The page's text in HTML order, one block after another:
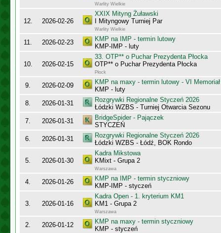
Warlity Wielkie
12. 2026-02-26
XXIX Mityng Żuławski
I Mityngowy Turniej Par
Warlity Wielkie
11. 2026-02-23
KMP na IMP - termin lutowy
KMP-IMP - luty
10. 2026-02-15
33. OTP** o Puchar Prezydenta Płocka
OTP** o Puchar Prezydenta Płocka
Płock
9. 2026-02-09
KMP na maxy - termin lutowy - VI
KMP - luty
8.
2026-01-31
Rozgrywki Regionalne Styczeń 2026
Łódzki WZBS - Turniej Otwarcia Sezonu
7.
2026-01-31
BridgeSpider - Pajączek
STYCZEŃ
6.
2026-01-31
Rozgrywki Regionalne Styczeń 2026
Łódzki WZBS - Łódź, BOK Rondo
5. 2026-01-30
Kadra Mikstowa
KMixt - Grupa 2
Warszawa
4. 2026-01-26
KMP na IMP - termin styczniowy
KMP-IMP - styczeń
3. 2026-01-16
Kadra Open - 1. kryterium KM1
KM1 - Grupa 2
Warszawa
2. 2026-01-12
KMP na maxy - termin styczniowy
KMP - styczeń